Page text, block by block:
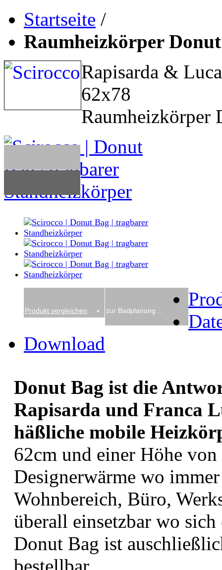
Startseite /
Raumheizkörper
Rapisarda &
62x78
Raumheizkörper
Produkt vergleichen zur Badplanung...
Download
Donut Bag ist die
Rapisarda und Franca
häßliche mobile
62cm und einer Höhe
Designerwärme wo
Wohnbereich, Büro,
überall einsetzbar wo
Donut Bag ist
bestellbar.